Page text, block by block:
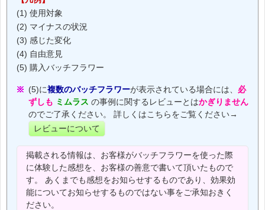
(1) 使用対象
(2) マイナスの状況
(3) 感じた変化
(4) 自由意見
(5) 購入バッチフラワー
(5)に複数のバッチフラワーが表示されている場合には、 必
ずしも ミムラス の事例に関するレビューとはかぎりません
のでご了承ください。 詳しくはこちらをご覧ください→
レビューについて
掲載される情報は、お客様がバッチフラワーを使った際
に体験した感想を、お客様の善意で書いて頂いたもので
す。 あくまでも感想をお知らせするものであり、効果効
能についてお知らせするものではない事をご承知おきく
ださい。